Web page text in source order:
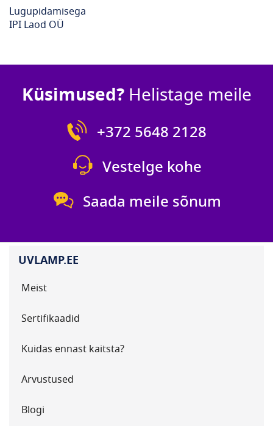
Lugupidamisega
IPI Laod OÜ
Küsimused?Helistage meile
+372 5648 2128
Vestelge kohe
Saada meile sõnum
UVLAMP.EE
Meist
Sertifikaadid
Kuidas ennast kaitsta?
Arvustused
Blogi